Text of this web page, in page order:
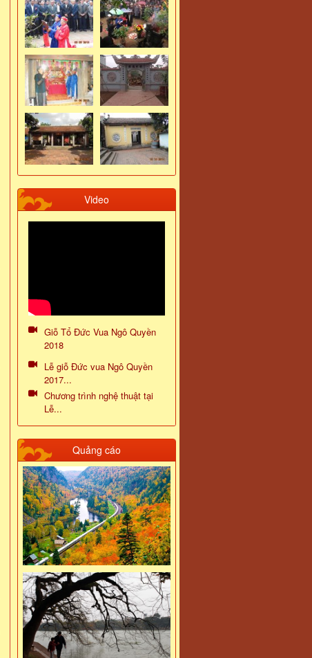
Video
Giỗ Tổ Đức Vua Ngô Quyền
2018
Lễ giỗ Đức vua Ngô Quyền
2017...
Chương trình nghệ thuật tại
Lễ...
Quảng cáo